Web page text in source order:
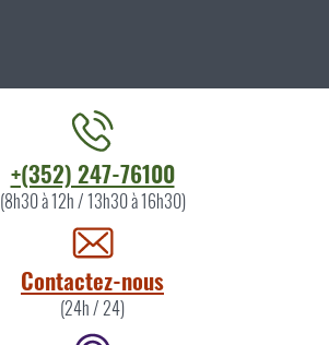
+(352) 247-76100
(8h30 à 12h / 13h30 à 16h30)
Contactez-nous
(24h / 24)